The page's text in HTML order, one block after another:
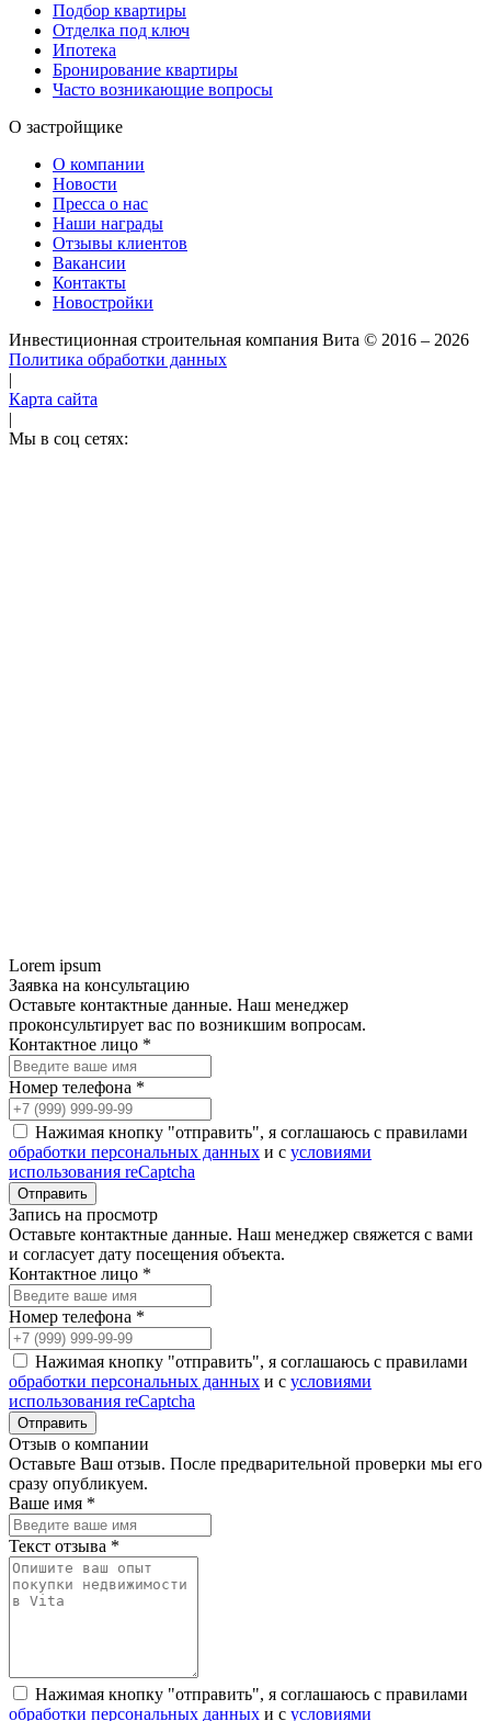
Подбор квартиры
Отделка под ключ
Ипотека
Бронирование квартиры
Часто возникающие вопросы
О застройщике
О компании
Новости
Пресса о нас
Наши награды
Отзывы клиентов
Вакансии
Контакты
Новостройки
Инвестиционная строительная компания Вита © 2016 – 2026
Политика обработки данных
|
Карта сайта
|
Мы в соц сетях:
Lorem ipsum
Заявка на консультацию
Оставьте контактные данные. Наш менеджер
проконсультирует вас по возникшим вопросам.
Контактное лицо *
Номер телефона *
Нажимая кнопку "отправить", я соглашаюсь с правилами
обработки персональных данных и с условиями
использования reCaptcha
Запись на просмотр
Оставьте контактные данные. Наш менеджер свяжется с вами
и согласует дату посещения объекта.
Контактное лицо *
Номер телефона *
Нажимая кнопку "отправить", я соглашаюсь с правилами
обработки персональных данных и с условиями
использования reCaptcha
Отзыв о компании
Оставьте Ваш отзыв. После предварительной проверки мы его
сразу опубликуем.
Ваше имя *
Текст отзыва *
Нажимая кнопку "отправить", я соглашаюсь с правилами
обработки персональных данных и с условиями